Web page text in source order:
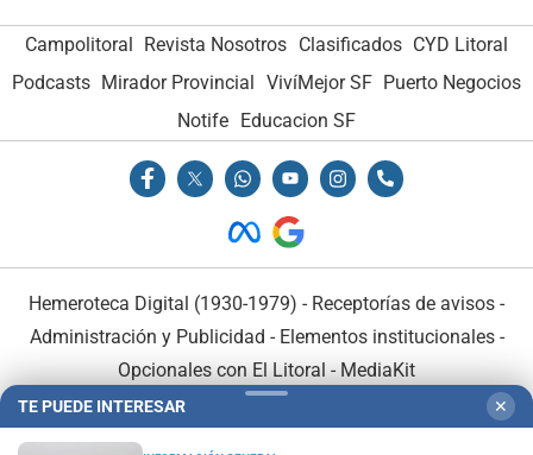
Campolitoral Revista Nosotros Clasificados CYD Litoral
Podcasts Mirador Provincial VivíMejor SF Puerto Negocios
Notife
Educacion SF
Hemeroteca Digital (1930-1979) - Receptorías de avisos -
Administración y Publicidad - Elementos institucionales-
Opcionales con El Litoral - MediaKit
TE PUEDE INTERESAR ✕